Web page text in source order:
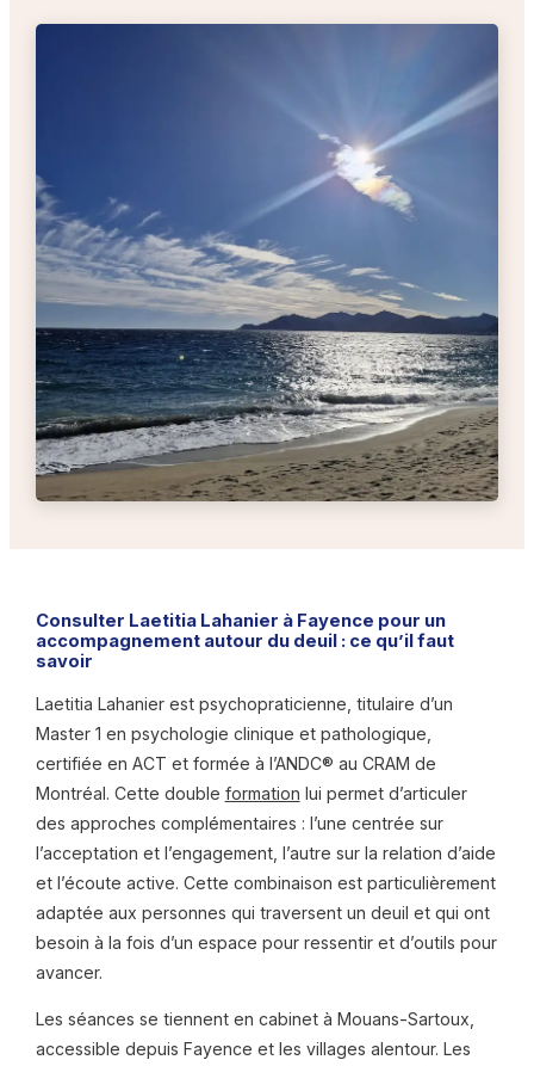
Consulter Laetitia Lahanier à Fayence pour un
accompagnement autour du deuil : ce qu’il faut
savoir
Laetitia Lahanier est psychopraticienne, titulaire d’un
Master 1 en psychologie clinique et pathologique,
certifiée en ACT et formée à l’ANDC® au CRAM de
Montréal. Cette double formation lui permet d’articuler
des approches complémentaires : l’une centrée sur
l’acceptation et l’engagement, l’autre sur la relation d’aide
et l’écoute active. Cette combinaison est particulièrement
adaptée aux personnes qui traversent un deuil et qui ont
besoin à la fois d’un espace pour ressentir et d’outils pour
avancer.
Les séances se tiennent en cabinet à Mouans-Sartoux,
accessible depuis Fayence et les villages alentour. Les